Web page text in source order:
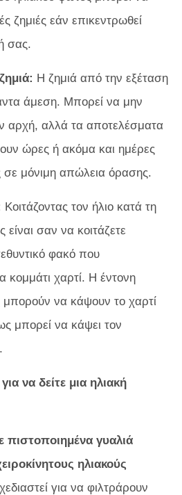
ζημιές εάν επικεντρωθεί
σας.
Η ζημιά από την εξέταση
άμεση. Μπορεί να μην
αρχή, αλλά τα αποτελέσματα
ώρες ή ακόμα και ημέρες
μόνιμη απώλεια όρασης.
Κοιτάζοντας τον ήλιο κατά τη
είναι σαν να κοιτάζετε
φακό που
κομμάτι χαρτί. Η έντονη
μπορούν να κάψουν το χαρτί
μπορεί να κάψει τον
να δείτε μια ηλιακή
πιστοποιημένα γυαλιά
ηλιακούς
για να φιλτράρουν